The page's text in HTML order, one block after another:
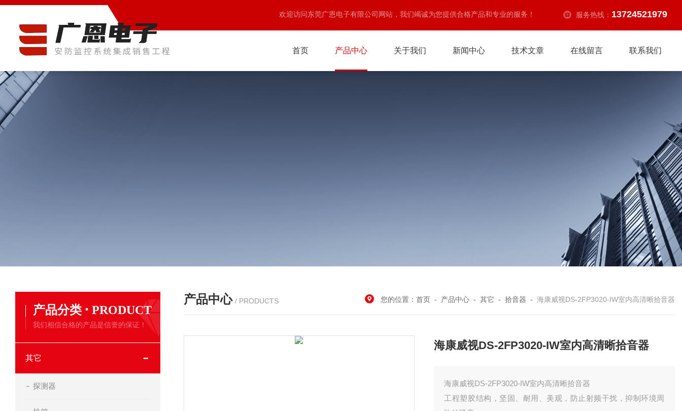
欢迎访问东莞广恩电子有限公司网站，我们竭诚为您提供合格产品和专业的服务！ 服务热线： 13724521979
首页 产品中心 关于我们 新闻中心 技术文章 在线留言 联系我们
产品分类 · PRODUCT
我们相信合格的产品是信誉的保证！
其它
探测器
产品中心 / PRODUCTS 您的位置： 首页 - 产品中心 - 其它 - 拾音器 - 海康威视DS-2FP3020-IW室内高清晰拾音器
海康威视DS-2FP3020-IW室内高清晰拾音器
海康威视DS-2FP3020-IW室内高清晰拾音器
工程塑胶结构，坚固、耐用、美观，防止射频干扰，抑制环境周